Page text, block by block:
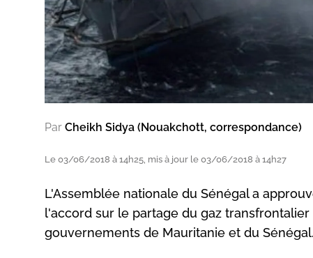
Par Cheikh Sidya (Nouakchott, correspondance)
Le 03/06/2018 à 14h25, mis à jour le 03/06/2018 à 14h27
L'Assemblée nationale du Sénégal a
l'accord sur le partage du gaz
gouvernements de Mauritanie et du